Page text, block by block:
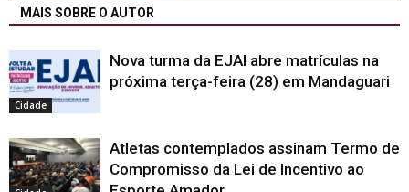
MAIS SOBRE O AUTOR
Cidade
Nova turma da EJAI abre matrículas na
próxima terça-feira (28) em Mandaguari
Atletas contemplados assinam Termo de
Compromisso da Lei de Incentivo ao